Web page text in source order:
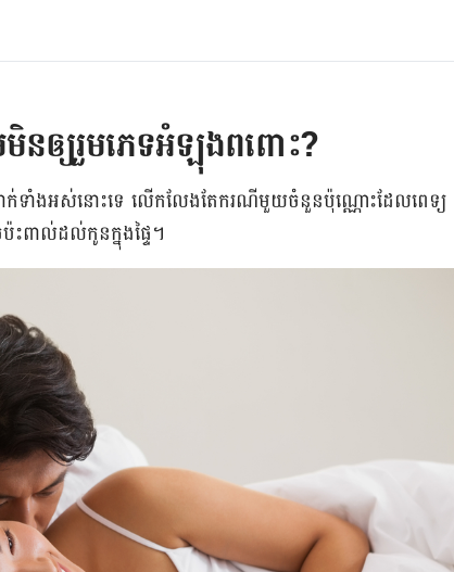
មិន​ឲ្យ​រួមភេទ​អំឡុង​ពពោះ?
នាក់​ទាំង​អស់​នោះ​ទេ លើក​លែង​តែ​ករណី​មួយ​ចំនួន​ប៉ុណ្ណោះ​ដែល​ពេទ្យ​
ពាល់ដល់​កូន​ក្នុង​ផ្ទៃ។